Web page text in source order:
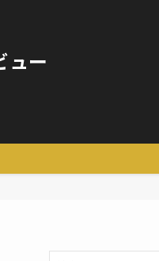
ュー